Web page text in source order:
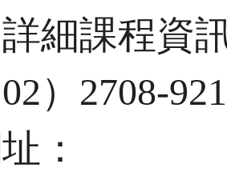
細課程資
）2708-
：